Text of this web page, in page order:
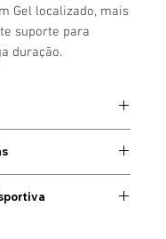
Gel localizado, mais
suporte para
duração.
Elastano 15%